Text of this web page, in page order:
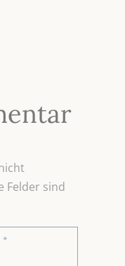
Felder sind